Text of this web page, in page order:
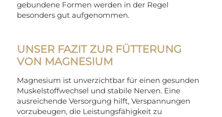
gebundene Formen werden in der Regel
besonders gut aufgenommen.
UNSER FAZIT ZUR FÜTTERUNG
VON MAGNESIUM
Magnesium ist unverzichtbar für einen gesunden
Muskelstoffwechsel und stabile Nerven. Eine
ausreichende Versorgung hilft, Verspannungen
vorzubeugen, die Leistungsfähigkeit zu